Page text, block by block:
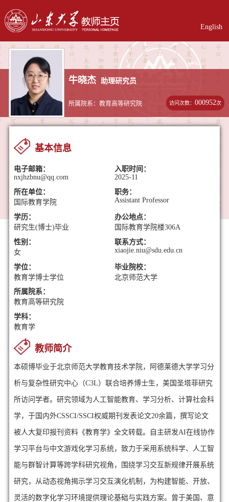
English
牛晓杰 助理研究员
所属院系：教育高等研究院 访问次数：000952次
基本信息
电子邮箱：
nxjhzbnu@qq.com
入职时间：
2025-11
所在单位：
国际教育学院
职务：
Assistant Professor
学历：
研究生(博士)毕业
办公地点：
国际教育学院楼306A
性别：
女
联系方式：
xiaojie.niu@sdu.edu.cn
学位：
教育学博士学位
毕业院校：
北京师范大学
所属院系：
教育高等研究院
学科：
教育学
教师简介
本硕博毕业于北京师范大学教育技术学院，阿德莱德大学学习分
析与复杂性研究中心（C3L）联合培养博士生，美国圣塔菲研究
所访问学者。研究领域为人工智能教育、学习分析、计算社会科
学，于国内外CSSCI/SSCI权威期刊发表论文20余篇，撰写论文
被人大复印报刊资料《教育学》全文转载。自主研发AI在线协作
学习平台与中文游戏化学习系统，致力于采用系统科学、人工智
能与群智计算等跨学科研究视角，围绕学习交互新规律开展系统
研究，从动态视角揭示学习交互演化机制，为构建智能、开放、
灵活的数字化学习环境提供理论基础与实践方案。曾于美国、意